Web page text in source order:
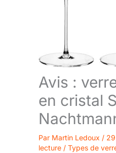
Avis :
en cristal
Par Martin Ledoux /
lecture / Types de